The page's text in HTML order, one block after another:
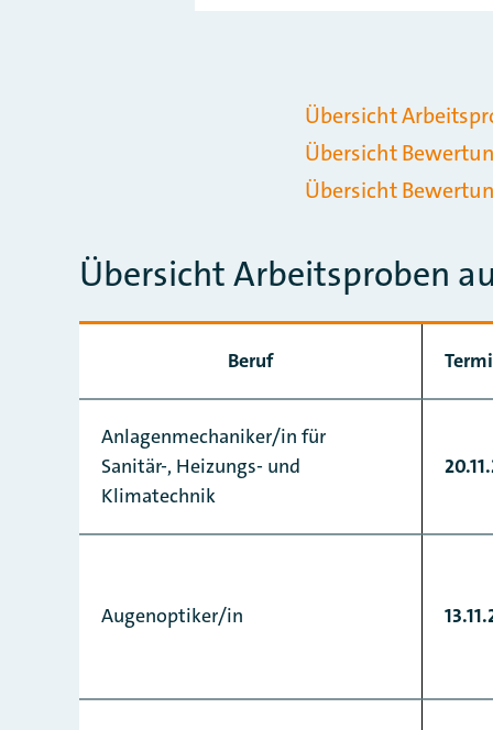
Übersicht
Übersicht
Übersicht
Übersicht Arbeitsproben
Beruf
Anlagenmechaniker/in für
Sanitär-, Heizungs- und
Klimatechnik
Augenoptiker/in